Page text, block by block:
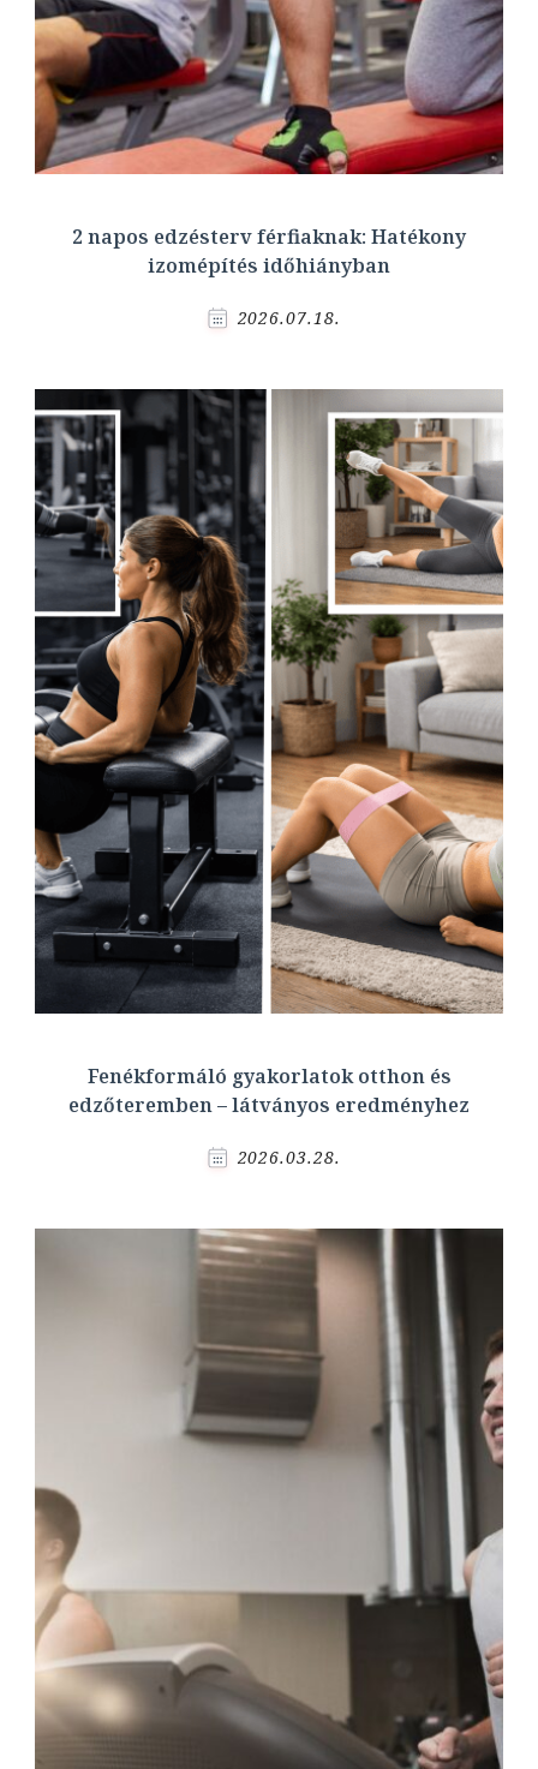
2 napos edzésterv férfiaknak: Hatékony
izomépítés időhiányban
2026.07.18.
Fenékformáló gyakorlatok otthon és
edzőteremben – látványos eredményhez
2026.03.28.